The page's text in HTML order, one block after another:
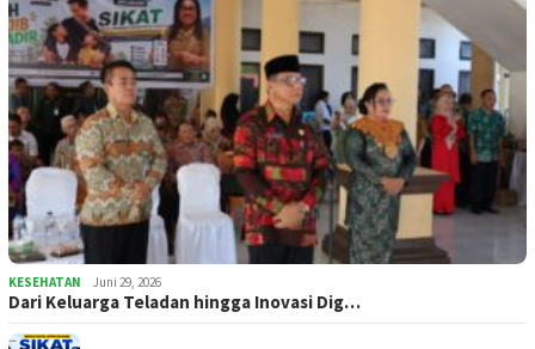
KESEHATAN Juni 29, 2026
Dari Keluarga Teladan hingga Inovasi Dig…